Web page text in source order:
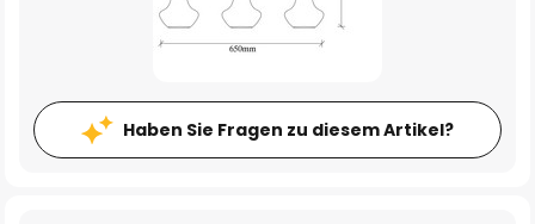
Haben Sie Fragen zu diesem Artikel?